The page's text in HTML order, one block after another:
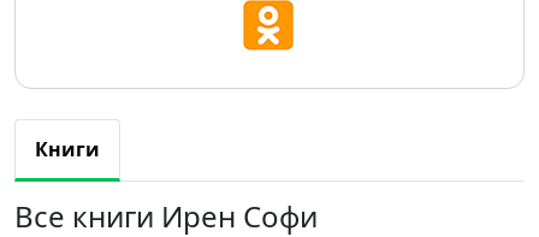
Книги
Все книги Ирен Софи